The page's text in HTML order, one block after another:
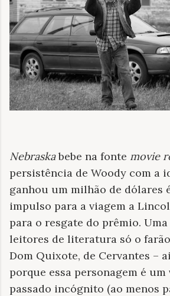
Nebraskabebe na fonte movie
persistência de Woody com a
ganhou um milhão de dólares
impulso para a viagem a
para o resgate do prêmio.
leitores de literatura só o
Dom Quixote, de Cervantes –
porque essa personagem é um
passado incógnito (ao menos